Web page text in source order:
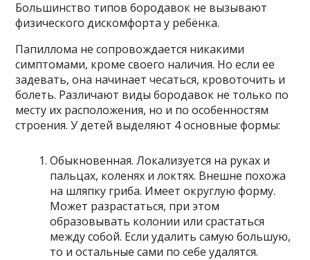
Большинство типов бородавок не вызывают
физического дискомфорта у ребёнка.
Папиллома не сопровождается никакими
симптомами, кроме своего наличия. Но если ее
задевать, она начинает чесаться, кровоточить и
болеть. Различают виды бородавок не только по
месту их расположения, но и по особенностям
строения. У детей выделяют 4 основные формы:
Обыкновенная. Локализуется на руках и
пальцах, коленях и локтях. Внешне похожа
на шляпку гриба. Имеет округлую форму.
Может разрастаться, при этом
образовывать колонии или срастаться
между собой. Если удалить самую большую,
то и остальные сами по себе удалятся.